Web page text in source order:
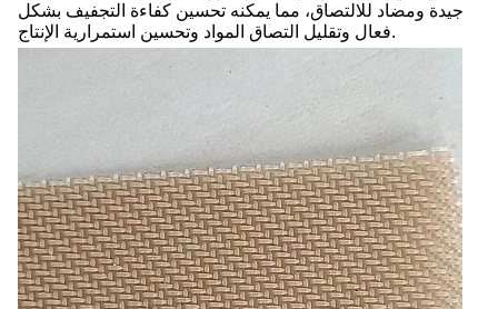
جيدة ومضاد للالتصاق، مما يمكنه تحسين كفاءة التجفيف بشكل
فعال وتقليل التصاق المواد وتحسين استمرارية الإنتاج.